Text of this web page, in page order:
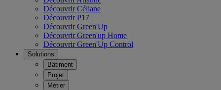
Découvrir Céliane
Découvrir P17
Découvrir Green'Up
Découvrir Green'up Home
Découvrir Green'Up Control
Solutions
Bâtiment
Projet
Métier